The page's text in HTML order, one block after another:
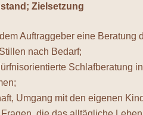
Zielsetzung
Auftraggeber eine
nach Bedarf;
Schlafberatung
Umgang mit den eigenen